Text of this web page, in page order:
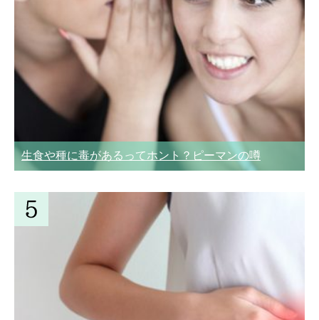
生食や種に毒があるってホント？ピーマンの噂